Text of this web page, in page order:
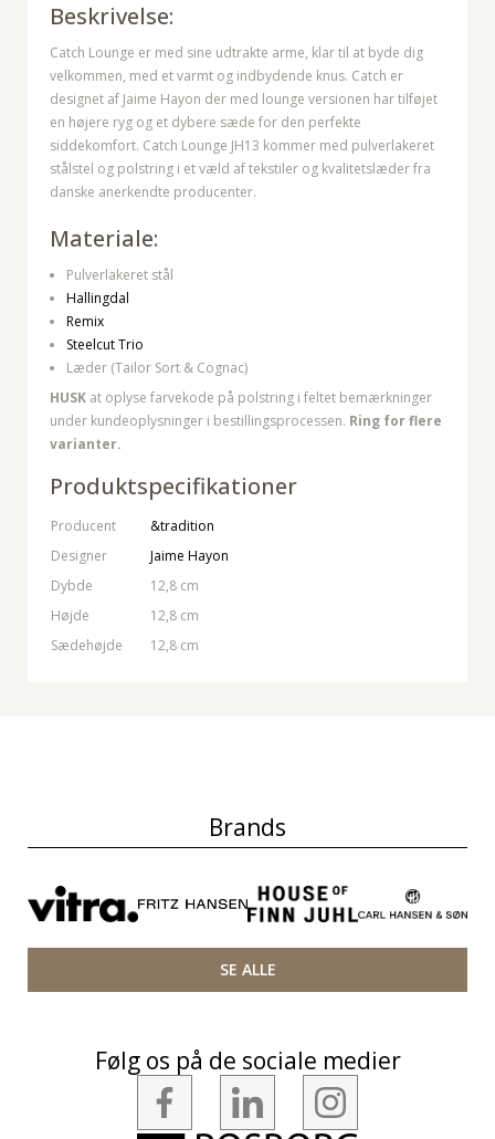
Beskrivelse:
Catch Lounge er med sine udtrakte arme, klar til at byde dig
velkommen, med et varmt og indbydende knus. Catch er
designet af Jaime Hayon der med lounge versionen har tilføjet
en højere ryg og et dybere sæde for den perfekte
siddekomfort. Catch Lounge JH13 kommer med pulverlakeret
stålstel og polstring i et væld af tekstiler og kvalitetslæder fra
danske anerkendte producenter.
Materiale:
Pulverlakeret stål
Hallingdal
Remix
Steelcut Trio
Læder (Tailor Sort & Cognac)
HUSK at oplyse farvekode på polstring i feltet bemærkninger
under kundeoplysninger i bestillingsprocessen. Ring for flere
varianter.
Produktspecifikationer
Producent
&tradition
Designer
Jaime Hayon
Dybde
12,8 cm
Højde
12,8 cm
Sædehøjde
12,8 cm
Brands
SE ALLE
Følg os på de sociale medier